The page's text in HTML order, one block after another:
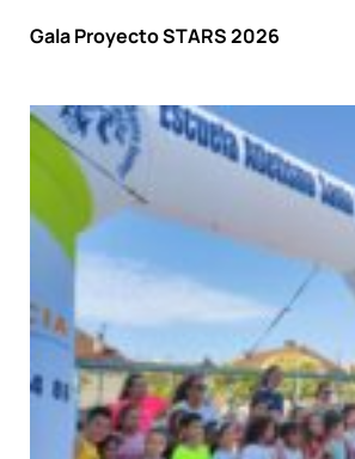
Gala Proyecto STARS 2026